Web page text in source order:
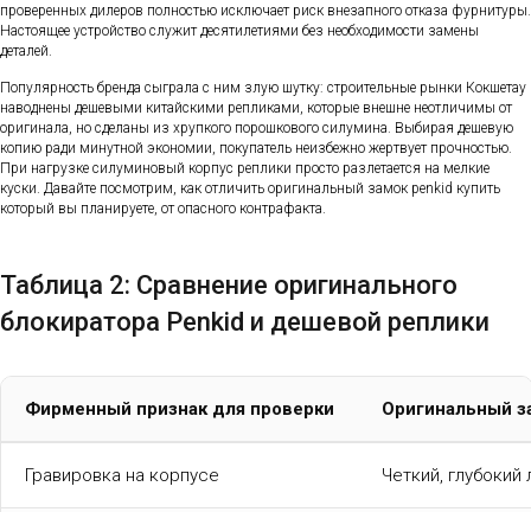
проверенных дилеров полностью исключает риск внезапного отказа фурнитуры.
Настоящее устройство служит десятилетиями без необходимости замены
деталей.
Популярность бренда сыграла с ним злую шутку: строительные рынки Кокшетау
наводнены дешевыми китайскими репликами, которые внешне неотличимы от
оригинала, но сделаны из хрупкого порошкового силумина. Выбирая дешевую
копию ради минутной экономии, покупатель неизбежно жертвует прочностью.
При нагрузке силуминовый корпус реплики просто разлетается на мелкие
куски. Давайте посмотрим, как отличить оригинальный замок penkid купить
который вы планируете, от опасного контрафакта.
Таблица 2: Сравнение оригинального
блокиратора Penkid и дешевой реплики
Фирменный признак для проверки Оригинальный
Гравировка на корпусе Четкий,